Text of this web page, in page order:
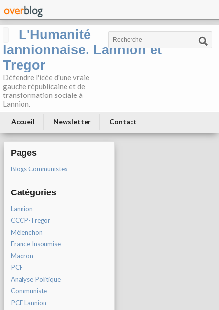
L'Humanité
lannionnaise. Lannion et
Tregor
Défendre l'idée d'une vraie
gauche républicaine et de
transformation sociale à
Lannion.
Accueil Newsletter Contact
Pages
Blogs Communistes
Catégories
Lannion
CCCP-Tregor
Mélenchon
France Insoumise
Macron
PCF
Analyse Politique
Communiste
PCF Lannion